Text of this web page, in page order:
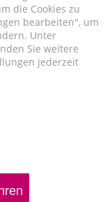
die Cookies zu
bearbeiten", um
Unter
Sie weitere
jederzeit